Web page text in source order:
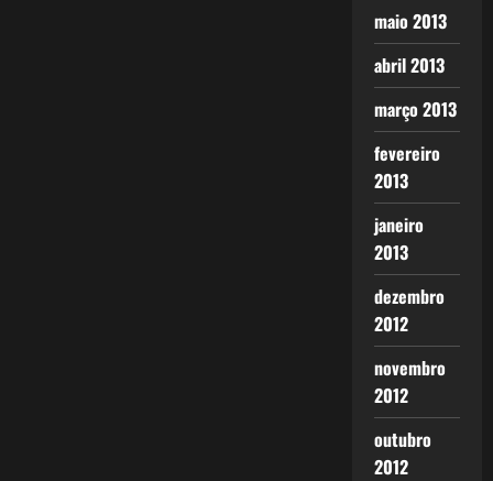
maio 2013
abril 2013
março 2013
fevereiro
2013
janeiro
2013
dezembro
2012
novembro
2012
outubro
2012